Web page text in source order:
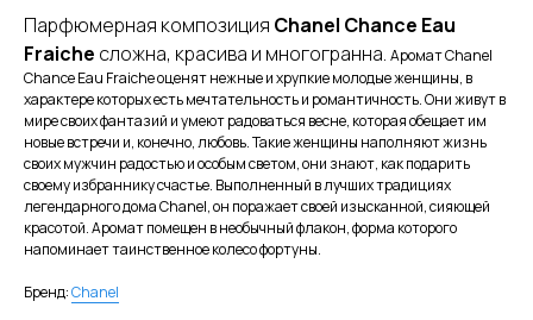
Парфюмерная композиция Chanel Chance Eau
Fraiche сложна, красива и многогранна. Аромат Chanel
Chance Eau Fraiche оценят нежные и хрупкие молодые женщины, в
характере которых есть мечтательность и романтичность. Они живут в
мире своих фантазий и умеют радоваться весне, которая обещает им
новые встречи и, конечно, любовь. Такие женщины наполняют жизнь
своих мужчин радостью и особым светом, они знают, как подарить
своему избраннику счастье. Выполненный в лучших традициях
легендарного дома Chanel, он поражает своей изысканной, сияющей
красотой. Аромат помещен в необычный флакон, форма которого
напоминает таинственное колесо фортуны.
Бренд:Chanel